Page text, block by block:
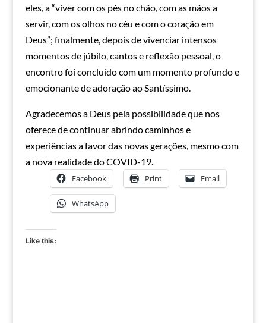
eles, a “viver com os pés no chão, com as mãos a
servir, com os olhos no céu e com o coração em
Deus”; finalmente, depois de vivenciar intensos
momentos de júbilo, cantos e reflexão pessoal, o
encontro foi concluído com um momento profundo e
emocionante de adoração ao Santíssimo.
Agradecemos a Deus pela possibilidade que nos
oferece de continuar abrindo caminhos e
experiências a favor das novas gerações, mesmo com
a nova realidade do COVID-19.
Facebook Print Email
WhatsApp
Like this: